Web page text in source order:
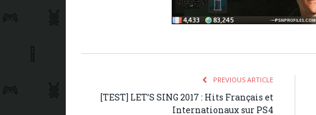
PREVIOUS ARTICLE
[TEST] LET’S SING 2017 : Hits Français et
Internationaux sur PS4